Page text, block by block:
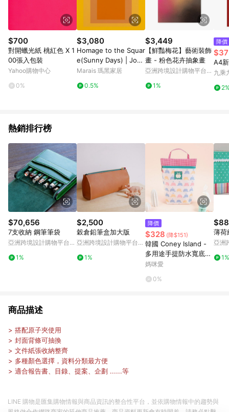
$700
對開蠟光紙 桃紅色 X 1
00張入包裝
Yahoo購物中心
0%
$3,080
Homage to the Squar
e(Sunny Days) | Jose
f Albers - 銀色鋁框-中
Marais 瑪黑家居
0.5%
$3,449
【鮮豔梅花】藝術裝飾
畫 - 粉色花卉抽象畫
亞洲跨境設計購物平台
1%
降價
$37
A4
九乘
熱銷排行榜
$70,656
7支收納 鋼筆筆袋
亞洲跨境設計購物平台
1%
$2,500
穀倉鉛筆盒加大版
亞洲跨境設計購物平台
1%
降價
$328 (降$151)
韓國 Coney Island -
多用途手提防水寬底收
納袋-糖果鯨魚 (20.5X
媽咪愛
0%
薄荷
亞洲
1%
商品描述
> 搭配原子夾使用
> 封面背條可抽換
> 文件紙張收納整齊
> 多種顏色選擇，資料分類最方便
> 適合報告書、目錄、提案、企劃 ......等
LINE 購物是匯集購物情報與商品資訊的整合性平台，並依購物情報中的趨勢與